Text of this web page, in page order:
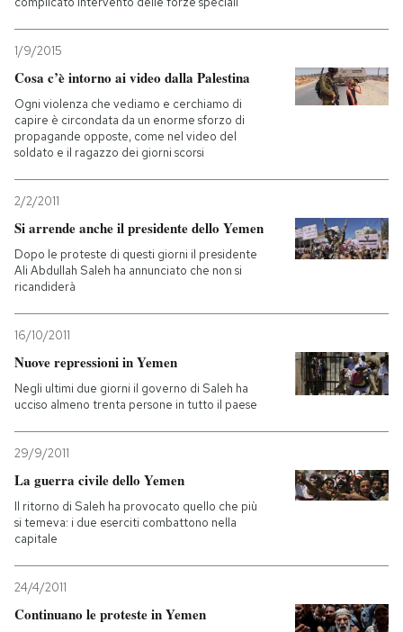
1/9/2015
Cosa c’è intorno ai video dalla Palestina
Ogni violenza che vediamo e cerchiamo di
capire è circondata da un enorme sforzo di
propagande opposte, come nel video del
soldato e il ragazzo dei giorni scorsi
2/2/2011
Si arrende anche il presidente dello Yemen
Dopo le proteste di questi giorni il presidente
Ali Abdullah Saleh ha annunciato che non si
ricandiderà
16/10/2011
Nuove repressioni in Yemen
Negli ultimi due giorni il governo di Saleh ha
ucciso almeno trenta persone in tutto il paese
29/9/2011
La guerra civile dello Yemen
Il ritorno di Saleh ha provocato quello che più
si temeva: i due eserciti combattono nella
capitale
24/4/2011
Continuano le proteste in Yemen